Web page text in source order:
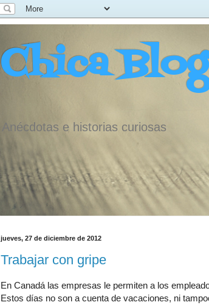
Chica
Anécdotas e historias curiosas
jueves, 27 de diciembre de 2012
Trabajar con gripe
En Canadá las empresas le permiten a los
Estos días no son a cuenta de vacaciones, ni